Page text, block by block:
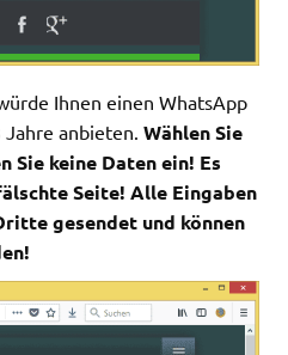
Ihnen einen WhatsApp
anbieten. Wählen Sie
Sie keine Daten ein! Es
Seite! Alle Eingaben
gesendet und können